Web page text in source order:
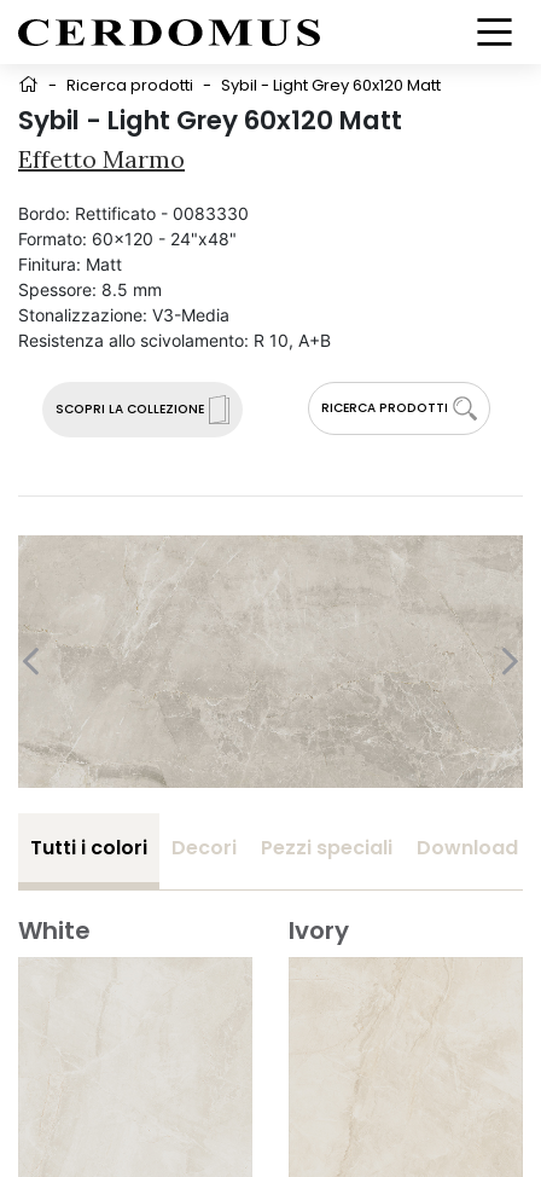
- Ricerca prodotti - Sybil - Light Grey 60x120 Matt
Sybil - Light Grey 60x120 Matt
Effetto Marmo
SCOPRI LA COLLEZIONE RICERCA PRODOTTI
Bordo: Rettificato - 0083330
Formato: 60x120 - 24"x48"
Finitura: Matt
Spessore: 8.5 mm
Stonalizzazione: V3-Media
Resistenza allo scivolamento: R 10, A+B
Tutti i colori Decori Pezzi speciali Download
White Ivory